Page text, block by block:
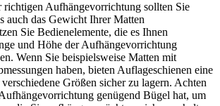
Aufhängevorrichtung sollten Sie
auch das Gewicht Ihrer Matten
Sie Bedienelemente, die es Ihnen
und Höhe der Aufhängevorrichtung
Wenn Sie beispielsweise Matten mit
haben, bieten Auflageschienen eine
Größen sicher zu lagern. Achten
genügend Bügel hat, um